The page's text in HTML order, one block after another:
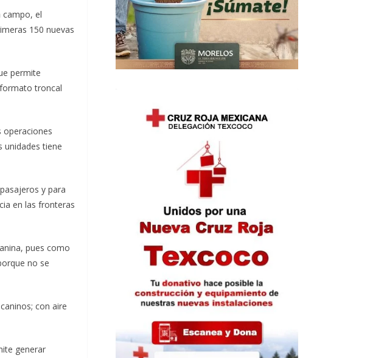
campo, el
150 nuevas
permite
troncal
operaciones
unidades tiene
y para
en las fronteras
pues como
no se
con aire
generar